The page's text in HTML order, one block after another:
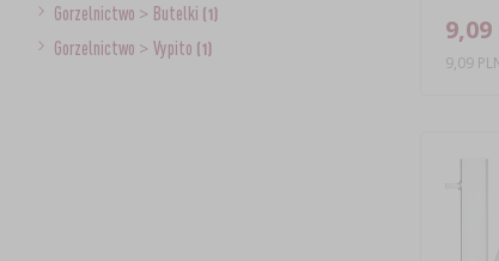
Gorzelnictwo > Butelki (1)
Gorzelnictwo > Vypito (1)
9,09
9,09